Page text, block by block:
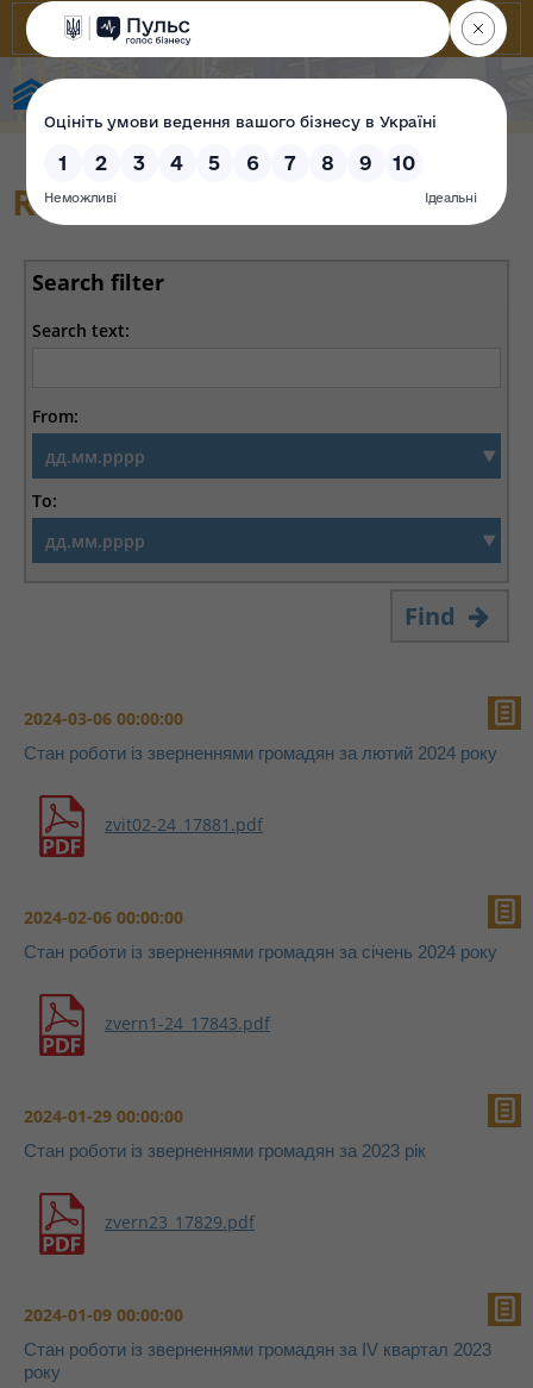
Reports
Search filter
Search text:
From:
To:
Find
2024-03-06 00:00:00
Стан роботи із зверненнями громадян за лютий 2024 року
zvit02-24_17881.pdf
2024-02-06 00:00:00
Стан роботи із зверненнями громадян за січень 2024 року
zvern1-24_17843.pdf
2024-01-29 00:00:00
Стан роботи із зверненнями громадян за 2023 рік
zvern23_17829.pdf
2024-01-09 00:00:00
Стан роботи із зверненнями громадян за IV квартал 2023
року